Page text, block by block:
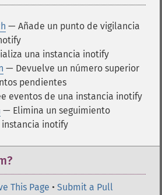
— Añade un punto de vigilancia
una instancia inotify
— Devuelve un número superior
pendientes
eventos de una instancia inotify
— Elimina un seguimiento
inotify
This Page • Submit a Pull